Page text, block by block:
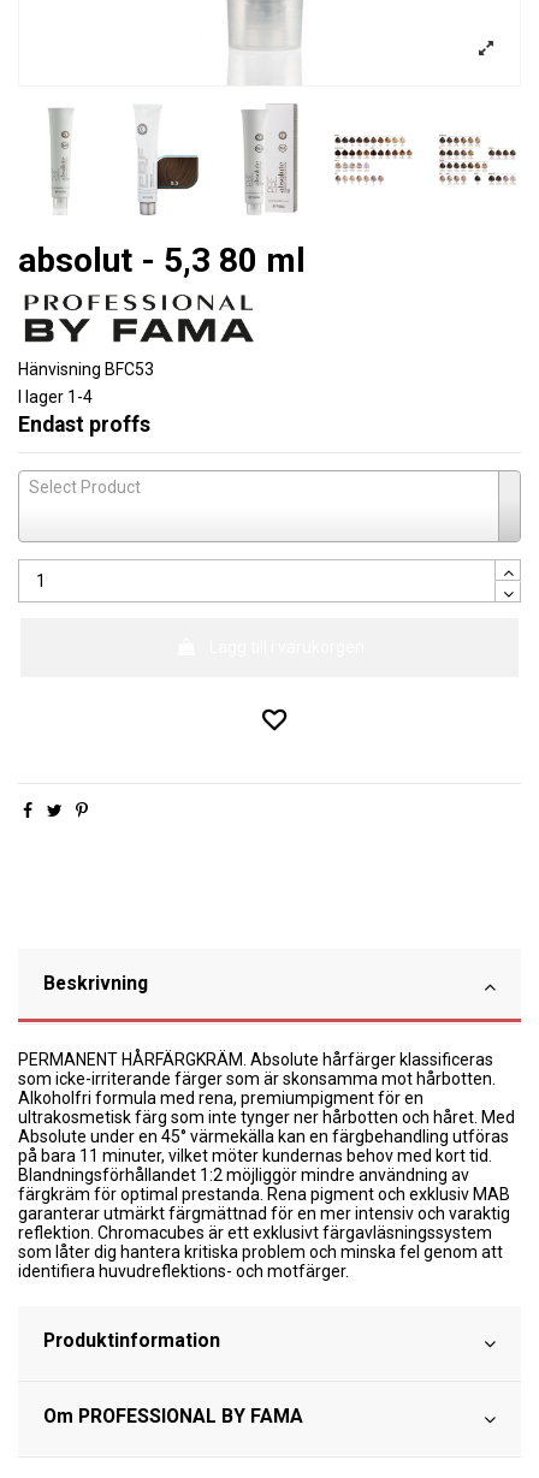
absolut - 5,3 80 ml
Hänvisning BFC53
I lager 1-4
Endast proffs
Select Product
Beskrivning
PERMANENT HÅRFÄRGKRÄM. Absolute hårfärger klassificeras
som icke-irriterande färger som är skonsamma mot hårbotten.
Alkoholfri formula med rena, premiumpigment för en
ultrakosmetisk färg som inte tynger ner hårbotten och håret. Med
Absolute under en 45° värmekälla kan en färgbehandling utföras
på bara 11 minuter, vilket möter kundernas behov med kort tid.
Blandningsförhållandet 1:2 möjliggör mindre användning av
färgkräm för optimal prestanda. Rena pigment och exklusiv MAB
garanterar utmärkt färgmättnad för en mer intensiv och varaktig
reflektion. Chromacubes är ett exklusivt färgavläsningssystem
som låter dig hantera kritiska problem och minska fel genom att
identifiera huvudreflektions- och motfärger.
Produktinformation
Om PROFESSIONAL BY FAMA